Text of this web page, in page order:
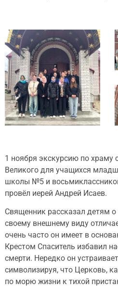
1 ноября экскурсию по храму
Великого для учащихся
школы №5 и
провёл иерей Андрей Исаев.
Священник рассказал детям
своему внешнему виду
очень часто он имеет в
Крестом Спаситель избавил
смерти. Нередко он
символизируя, что Церковь,
по морю жизни к тихой